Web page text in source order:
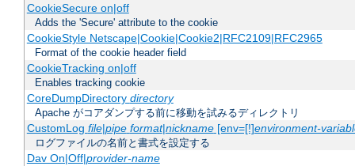
CookieSecure on|off
Adds the 'Secure' attribute to the cookie
CookieStyle Netscape|Cookie|Cookie2|RFC2109|RFC2965
Format of the cookie header field
CookieTracking on|off
Enables tracking cookie
CoreDumpDirectory directory
Apache がコアダンプする前に移動を試みるディレクトリ
CustomLog file|pipe format|nickname[env=[!]environment-
ログファイルの名前と書式を設定する
Dav On|Off|provider-name